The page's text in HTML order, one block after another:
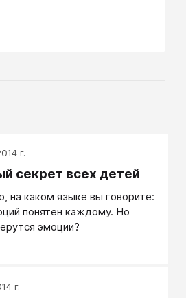
г.
секрет всех детей
на каком языке вы говорите:
понятен каждому. Но
эмоции?
г.